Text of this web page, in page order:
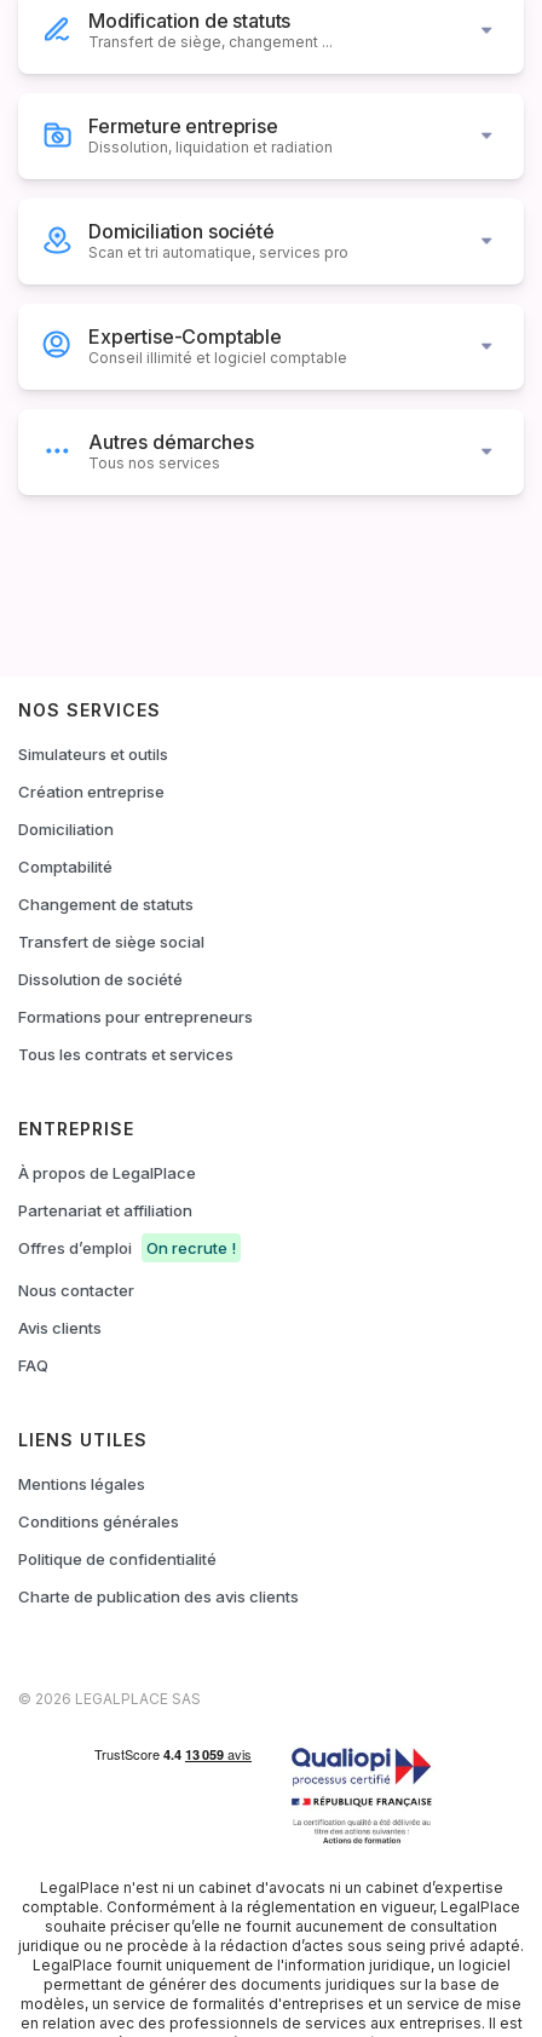
Modification de statuts
Transfert de siège, changement ...
Fermeture entreprise
Dissolution, liquidation et radiation
Domiciliation société
Scan et tri automatique, services pro
Expertise-Comptable
Conseil illimité et logiciel comptable
Autres démarches
Tous nos services
NOS SERVICES
Simulateurs et outils
Création entreprise
Domiciliation
Comptabilité
Changement de statuts
Transfert de siège social
Dissolution de société
Formations pour entrepreneurs
Tous les contrats et services
ENTREPRISE
À propos de LegalPlace
Partenariat et affiliation
Offres d’emploi
On recrute !
Nous contacter
Avis clients
FAQ
LIENS UTILES
Mentions légales
Conditions générales
Politique de confidentialité
Charte de publication des avis clients
© 2026 LEGALPLACE SAS
LegalPlace n'est ni un cabinet d'avocats ni un cabinet d’expertise
comptable. Conformément à la réglementation en vigueur, LegalPlace
souhaite préciser qu’elle ne fournit aucunement de consultation
juridique ou ne procède à la rédaction d’actes sous seing privé adapté.
LegalPlace fournit uniquement de l'information juridique, un logiciel
permettant de générer des documents juridiques sur la base de
modèles, un service de formalités d'entreprises et un service de mise
en relation avec des professionnels de services aux entreprises. Il est